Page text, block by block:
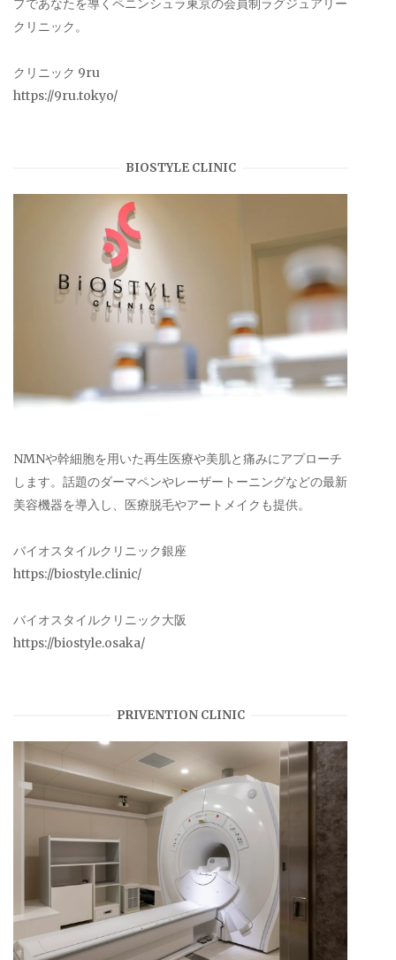
プであなたを導くペニンシュラ東京の会員制ラグジュアリー
クリニック。
クリニック 9ru
https://9ru.tokyo/
BIOSTYLE CLINIC
NMNや幹細胞を用いた再生医療や美肌と痛みにアプローチ
します。話題のダーマペンやレーザートーニングなどの最新
美容機器を導入し、医療脱毛やアートメイクも提供。
バイオスタイルクリニック銀座
https://biostyle.clinic/
バイオスタイルクリニック大阪
https://biostyle.osaka/
PRIVENTION CLINIC